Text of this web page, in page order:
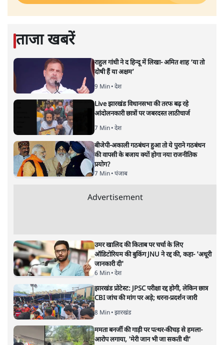
ताजा खबरें
राहुल गांधी ने द हिन्दू में लिखा- अमित शाह ‘या तो
दोषी हैं या अक्षम’
9 Min• देश
Live झारखंड विधानसभा की तरफ बढ़ रहे
आंदोलनकारी छात्रों पर जबरदस्त लाठीचार्ज
7 Min• देश
बीजेपी-अकाली गठबंधन हुआ तो ये पुराने गठबंधन
की वापसी के बजाय क्यों होगा नया राजनीतिक
प्रयोग?
7 Min• पंजाब
Advertisement
उमर खालिद की किताब पर चर्चा के लिए
ऑडिटोरियम की बुकिंग JNU ने रद्द की, कहा- 'अधूरी
जानकारी दी'
6 Min• देश
झारखंड प्रोटेस्ट: JPSC परीक्षा रद्द होगी, लेकिन छात्र
CBI जांच की मांग पर अड़े; धरना-प्रदर्शन जारी
8 Min• झारखंड
ममता बनर्जी की गाड़ी पर पत्थर-कीचड़ से हमला-
आरोप लगाया, 'मेरी जान भी जा सकती थी'